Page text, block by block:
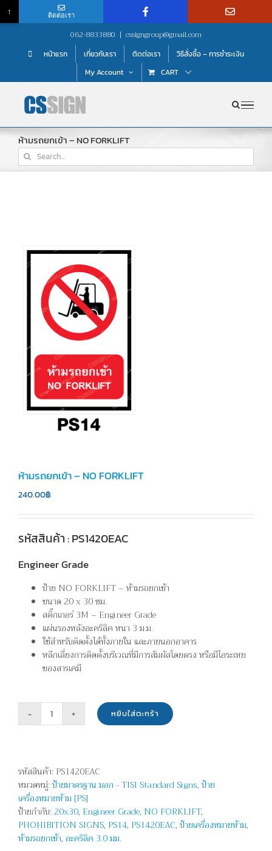
content
062-8833880 | cssigngroup@gmail.com
หน้าแรก เกี่ยวกับเรา ติดต่อเรา
วิธีสั่งซื้อ – การชำระเงิน
My Account
CART
ห้ามรถยกเข้า – NO FORKLIFT
Search
for:
ห้ามรถยกเข้า – NO FORKLIFT
240.00฿
รหัสสินค้า : PS1420EAC
Engineer Grade
ป้าย NO FORKLIFT – ห้ามรถยกเข้า
ขนาด 20 x 30 ซม.
สติ๊กเกอร์ 3M – Engineer Grade
แผ่นรองหลังอะคริลิค หนา 3 ม.ม.
ใช้สำหรับติดตั้งได้ทั้งภายใน และภายนอกอาคาร
หลีกเลี่ยงการติดตั้งบริเวณที่มีการสัมผัสโดยตรง หรือมีไอระเหย
ของสารเคมี
จำนวน
เข้า
-
NO
FORKLIFT
ชิ้น
หยิบใส่ตะกร้า
รหัสสินค้า: PS1420EAC
หมวดหมู่:ป้ายมาตรฐาน มอก - TISI Standard Signs, ป้าย
เครื่องหมายห้าม [PS]
ป้ายกำกับ:20x30, Engineer Grade, NO FORKLIFT,
PHOHIBITION SIGNS, PS14, PS1420EAC, ป้ายเครื่องหมายห้าม,
ห้ามรถยกเข้า, อะคริลิค 3.0 มม.
↑ ติดต่อเรา